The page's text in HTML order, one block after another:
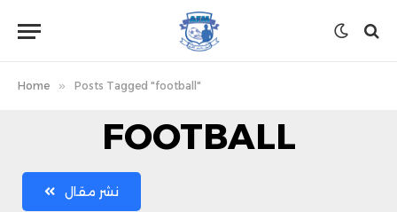
Home » Posts Tagged "football"
FOOTBALL
نشر مقال